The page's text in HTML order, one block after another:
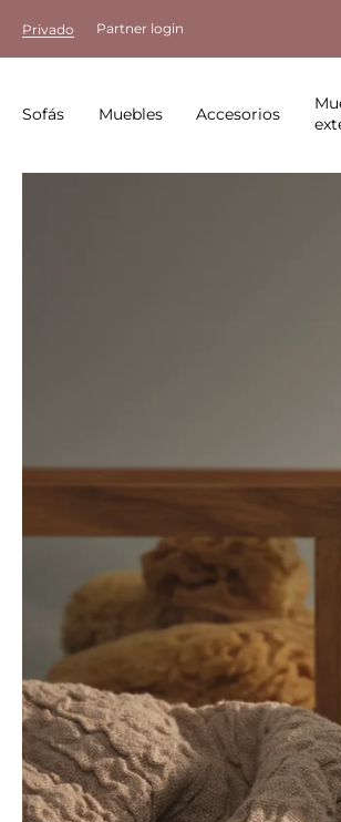
Privado Partner login
Sofás Muebles Accesorios